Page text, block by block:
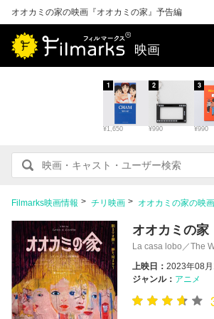
オオカミの家の映画『オオカミの家』予告編
映画
¥1,650
1
¥990
2
¥990
3
Filmarks映画情報 チリ映画 オオカミの家の映
オオカミの家
La casa lobo／The
上映日： 2023年08月
ジャンル： アニメ